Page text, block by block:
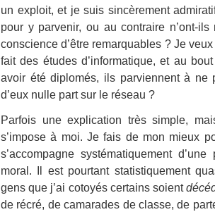
un exploit, et je suis sincèrement
pour y parvenir, ou au contraire n’ont-
conscience d’être remarquables ? Je
fait des études d’informatique, et au
avoir été diplomés, ils parviennent à ne
d’eux nulle part sur le réseau ?
Parfois une explication très simple,
s’impose à moi. Je fais de mon mieux
s’accompagne systématiquement
moral. Il est pourtant statistiquement
gens que j’ai cotoyés certains soient
de récré, de camarades de classe, de